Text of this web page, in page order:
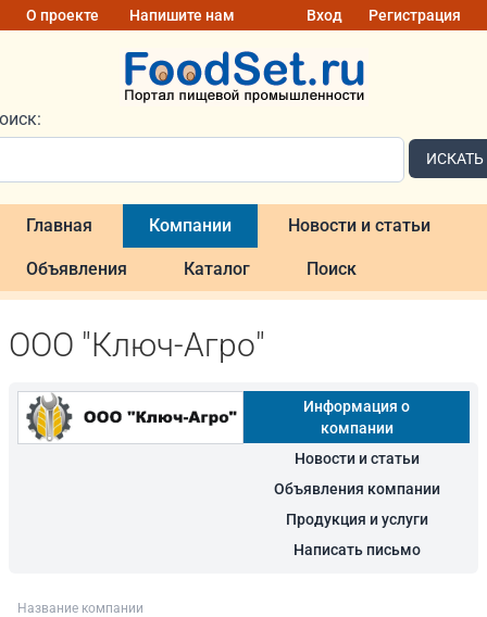
О проекте Напишите нам Вход Регистрация
ИСКАТЬ
Главная Компании Новости и статьи
Объявления Каталог Поиск
ООО "Ключ-Агро"
Информация о
компании
Новости и статьи
Объявления компании
Продукция и услуги
Написать письмо
Название компании